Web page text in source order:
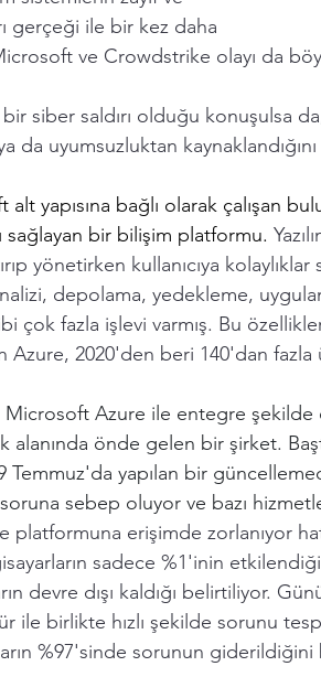
gerçeği ile bir kez daha
ve Crowdstrike olayı da
siber saldırı olduğu konuşulsa
da uyumsuzluktan
yapısına bağlı olarak çalışan
sağlayan bir bilişim platformu.
yönetirken kullanıcıya
depolama, yedekleme,
çok fazla işlevi varmış. Bu
Azure, 2020'den beri 140'dan fazla
Microsoft Azure ile entegre şekilde
alanında önde gelen bir şirket.
Temmuz'da yapılan bir
sebep oluyor ve bazı
platformuna erişimde zorlanıyor
sadece %1'inin
devre dışı kaldığı belirtiliyor.
ile birlikte hızlı şekilde sorunu
%97'sinde sorunun giderildiğini